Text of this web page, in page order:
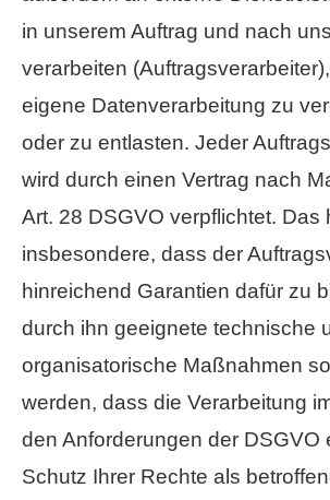
in unserem Auftrag und nach
verarbeiten
eigene Datenverarbeitung zu
oder zu entlasten. Jeder
wird durch einen Vertrag nach
Art. 28 DSGVO verpflichtet. Das
insbesondere, dass der
hinreichend Garantien dafür zu
durch ihn geeignete technische
organisatorische Maßnahmen
werden, dass die Verarbeitung
den Anforderungen der DSGVO
Schutz Ihrer Rechte als